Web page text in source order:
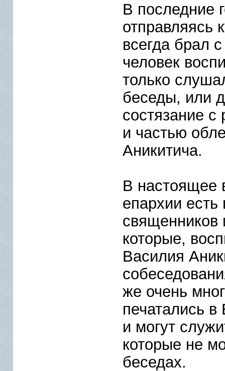
В последние
отправляясь
всегда брал
человек
только
беседы, или
состязание
и частью
Аникитича.
В настоящее
епархии
священников
которые,
Василия
же очень
печатались
и могут
которые не
беседах.